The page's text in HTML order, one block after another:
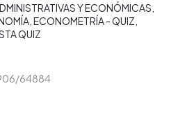
Y ECONÓMICAS
ECONOMETRÍA - QUIZ
QUIZ
64884